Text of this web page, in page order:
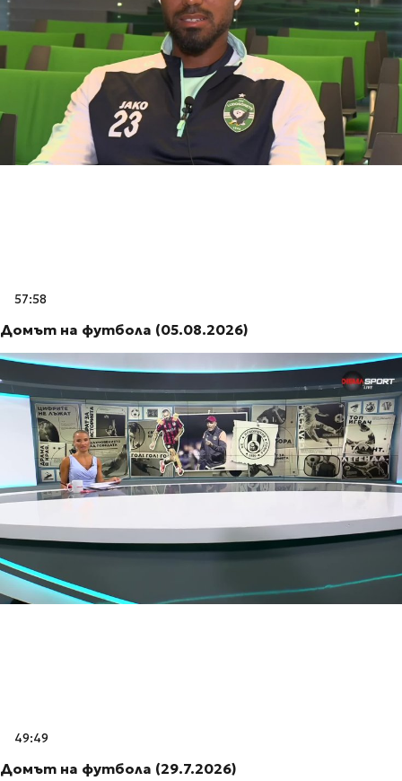
57:58
Домът на футбола (05.08.2026)
49:49
Домът на футбола (29.7.2026)